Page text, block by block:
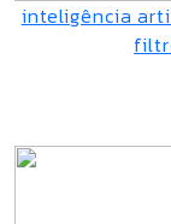
inteligência